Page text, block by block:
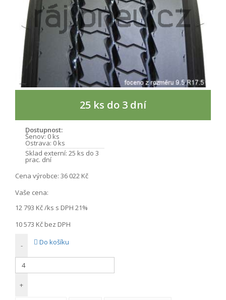
25 ks do 3 dní
Dostupnost:
Šenov: 0 ks
Ostrava: 0 ks
Sklad externí: 25 ks do 3
prac. dní
Cena výrobce: 36 022 Kč
Vaše cena:
12 793 Kč/ks s DPH 21%
10 573 Kč bez DPH
-
+
Do košíku